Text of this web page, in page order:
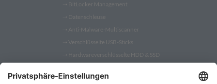
➝ BitLocker Management
➝ Datenschleuse
➝ Anti-Malware-Multiscanner
➝ Verschlüsselte USB-Sticks
➝ Hardwareverschlüsselte HDD & SSD